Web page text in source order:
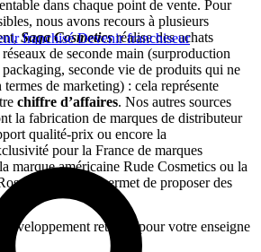
franchiséDevenir franchiseur
dans chaque point de vente. Pour
nous avons recours à plusieurs
Saga Cosmeticsréalise des achats
de seconde main (surproduction
packaging, seconde vie de produits qui ne
termes de marketing) : cela représente
chiffre d’affaires. Nos autres sources
la fabrication de marques de distributeur
qualité-prix ou encore la
pour la France de marques
marque américaine Rude Cosmetics ou la
ce qui nous permet de proposer des
retenue pour votre enseigne